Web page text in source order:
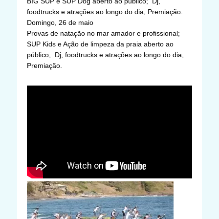
foodtrucks e atrações ao longo do dia; Premiação.
Domingo, 26 de maio
Provas de natação no mar amador e profissional;
SUP Kids e Ação de limpeza da praia aberto ao
público; Dj, foodtrucks e atrações ao longo do dia;
Premiação.